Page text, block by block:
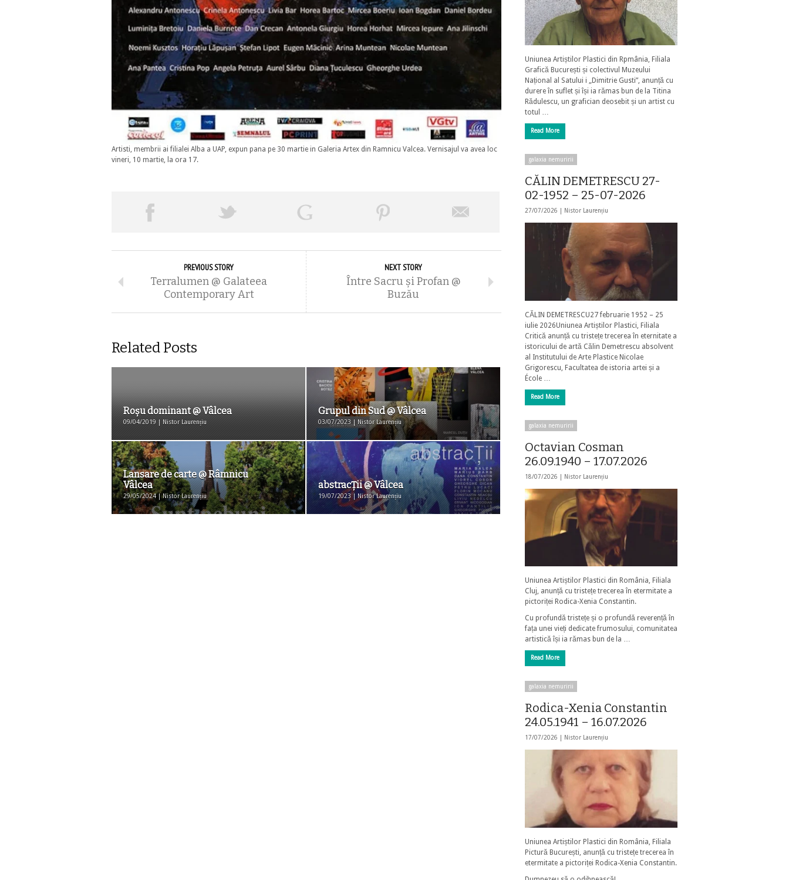
Artisti, membrii ai filialei Alba a UAP, expun pana pe 30 martie in Galeria Artex din Ramnicu Valcea. Vernisajul va avea loc
vineri, 10 martie, la ora 17.
PREVIOUS STORY
Terralumen @ Galateea
Contemporary Art
NEXT STORY
Între Sacru şi Profan @
Buzău
Related Posts
Roșu dominant @ Vâlcea
09/04/2019 | Nistor Laurențiu
Grupul din Sud @ Vâlcea
03/07/2023 | Nistor Laurențiu
Lansare de carte @ Râmnicu
Vâlcea
29/05/2024 | Nistor Laurențiu
abstracŢii @ Vâlcea
19/07/2023 | Nistor Laurențiu
Uniunea Artiștilor Plastici din Rpmânia, Filiala
Grafică București și colectivul Muzeului
Național al Satului i „Dimitrie Gusti”, anunță cu
durere în suflet și își ia rămas bun de la Titina
Rădulescu, un grafician deosebit și un artist cu
totul …
Read More
galaxia nemuririi
CĂLIN DEMETRESCU 27-
02-1952 – 25-07-2026
27/07/2026 | Nistor Laurențiu
CĂLIN DEMETRESCU27 februarie 1952 – 25
iulie 2026Uniunea Artiștilor Plastici, Filiala
Critică anunță cu tristețe trecerea în eternitate a
istoricului de artă Călin Demetrescu absolvent
al Institutului de Arte Plastice Nicolae
Grigorescu, Facultatea de istoria artei și a
École …
Read More
galaxia nemuririi
Octavian Cosman
26.09.1940 – 17.07.2026
18/07/2026 | Nistor Laurențiu
Uniunea Artiștilor Plastici din România, Filiala
Cluj, anunță cu tristețe trecerea în etermitate a
pictoriței Rodica-Xenia Constantin.
Cu profundă tristețe și o profundă reverență în
fața unei vieți dedicate frumosului, comunitatea
artistică își ia rămas bun de la …
Read More
galaxia nemuririi
Rodica-Xenia Constantin
24.05.1941 – 16.07.2026
17/07/2026 | Nistor Laurențiu
Uniunea Artiștilor Plastici din România, Filiala
Pictură București, anunță cu tristețe trecerea în
etermitate a pictoriței Rodica-Xenia Constantin.